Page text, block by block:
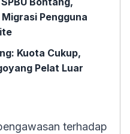
Pengguna
Kuota Cukup,
Pelat Luar
terhadap